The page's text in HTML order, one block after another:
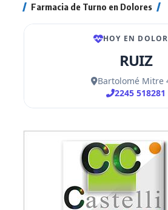
Farmacia de Turno en Dolores